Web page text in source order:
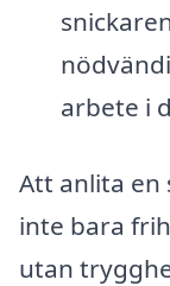
arbete i
Att anlita en
inte bara
utan